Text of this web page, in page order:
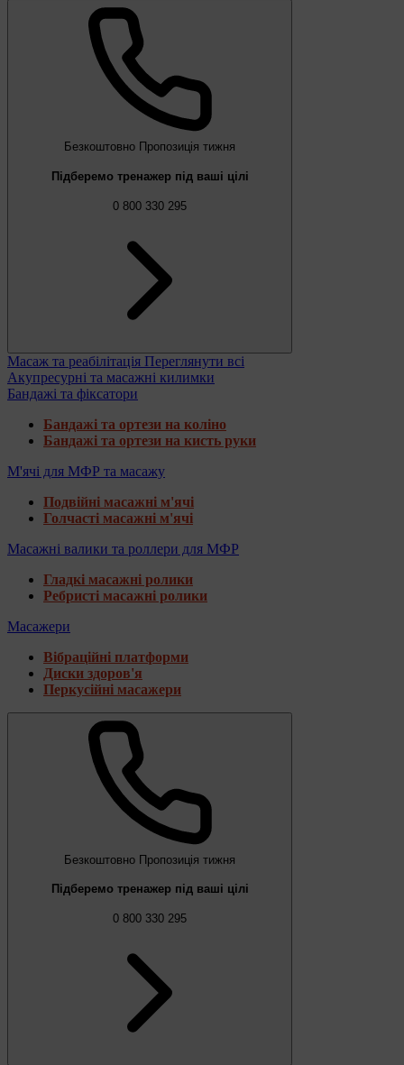
Безкоштовно Пропозиція тижня
Підберемо тренажер під ваші цілі
0 800 330 295
Масаж та реабілітація Переглянути всі
Акупресурні та масажні килимки
Бандажі та фіксатори
Бандажі та ортези на коліно
Бандажі та ортези на кисть руки
М'ячі для МФР та масажу
Подвійні масажні м'ячі
Голчасті масажні м'ячі
Масажні валики та роллери для МФР
Гладкі масажні ролики
Ребристі масажні ролики
Масажери
Вібраційні платформи
Диски здоров'я
Перкусійні масажери
Безкоштовно Пропозиція тижня
Підберемо тренажер під ваші цілі
0 800 330 295